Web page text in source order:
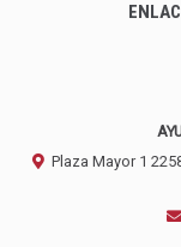
Plaza Mayor 1